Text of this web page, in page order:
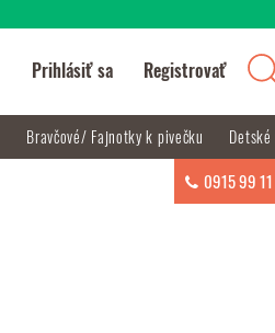
Prihlásiť sa Registrovať
Bravčové/ Fajnotky k pivečku Detské
0915 99